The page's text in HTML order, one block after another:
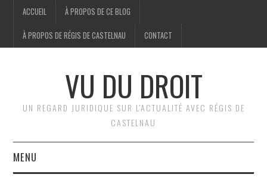
ACCUEIL À PROPOS DE CE BLOG
À PROPOS DE RÉGIS DE CASTELNAU CONTACT
VU DU DROIT
UN REGARD JURIDIQUE SUR L'ACTUALITÉ AVEC RÉGIS DE
CASTELNAU
MENU